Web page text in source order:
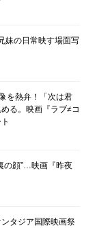
妹の日常映す場面写
を熱弁！「次は君
る。映画『ラブ≠コ
の顔”…映画『昨夜
タジア国際映画祭